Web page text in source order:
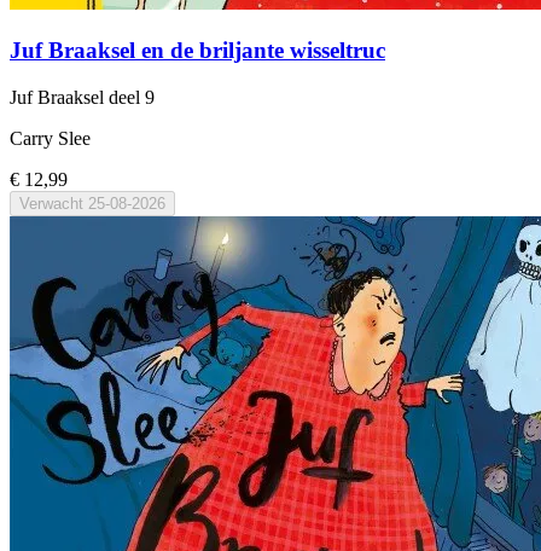
Juf Braaksel en de briljante wisseltruc
Juf Braaksel deel 9
Carry Slee
€ 12,99
Verwacht 25-08-2026